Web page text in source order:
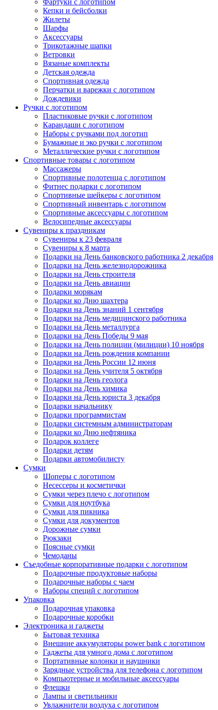
Фартуки с логотипом
Кепки и бейсболки
Жилеты
Шарфы
Аксессуары
Трикотажные шапки
Ветровки
Вязаные комплекты
Детская одежда
Спортивная одежда
Перчатки и варежки с логотипом
Дождевики
Ручки с логотипом
Пластиковые ручки с логотипом
Карандаши с логотипом
Наборы с ручками под логотип
Бумажные и эко ручки с логотипом
Металлические ручки с логотипом
Спортивные товары с логотипом
Массажеры
Спортивные полотенца с логотипом
Фитнес подарки с логотипом
Спортивные шейкеры с логотипом
Спортивный инвентарь с логотипом
Спортивные аксессуары с логотипом
Велосипедные аксессуары
Сувениры к праздникам
Сувениры к 23 февраля
Сувениры к 8 марта
Подарки на День банковского работника 2 декабря
Подарки на День железнодорожника
Подарки на День строителя
Подарки на День авиации
Подарки морякам
Подарки ко Дню шахтера
Подарки на День знаний 1 сентября
Подарки на День медицинского работника
Подарки на День металлурга
Подарки на День Победы 9 мая
Подарки на День полиции (милиции) 10 ноября
Подарки на День рождения компании
Подарки на День России 12 июня
Подарки на День учителя 5 октября
Подарки на День геолога
Подарки на День химика
Подарки на День юриста 3 декабря
Подарки начальнику
Подарки программистам
Подарки системным администраторам
Подарки ко Дню нефтяника
Подарок коллеге
Подарки детям
Подарки автомобилисту
Сумки
Шоперы с логотипом
Несессеры и косметички
Сумки через плечо с логотипом
Сумки для ноутбука
Сумки для пикника
Сумки для документов
Дорожные сумки
Рюкзаки
Поясные сумки
Чемоданы
Съедобные корпоративные подарки с логотипом
Подарочные продуктовые наборы
Подарочные наборы с чаем
Наборы специй с логотипом
Упаковка
Подарочная упаковка
Подарочные коробки
Электроника и гаджеты
Бытовая техника
Внешние аккумуляторы power bank с логотипом
Гаджеты для умного дома с логотипом
Портативные колонки и наушники
Зарядные устройства для телефона с логотипом
Компьютерные и мобильные аксессуары
Флешки
Лампы и светильники
Увлажнители воздуха с логотипом